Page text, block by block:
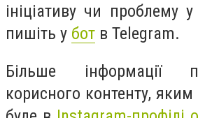
ініціативу чи проблему
пишіть у бот в Telegram.
Більше інформації
корисного контенту, яким